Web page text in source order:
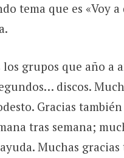
tema que es «Voy
grupos que año a
discos.
Gracias
tras semana;
Muchas gracias